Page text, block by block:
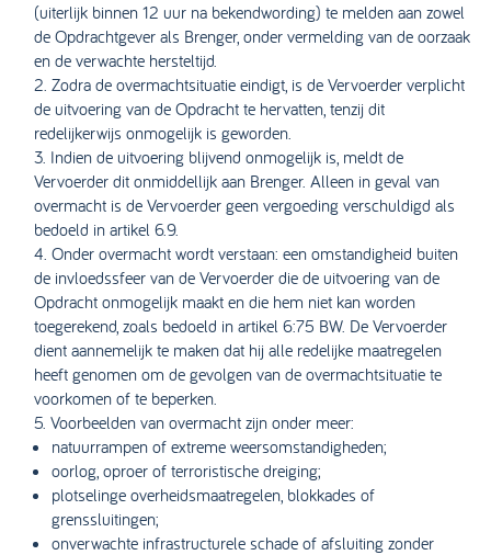
(uiterlijk binnen 12 uur na bekendwording) te melden aan zowel
de Opdrachtgever als Brenger, onder vermelding van de oorzaak
en de verwachte hersteltijd.
2. Zodra de overmachtsituatie eindigt, is de Vervoerder verplicht
de uitvoering van de Opdracht te hervatten, tenzij dit
redelijkerwijs onmogelijk is geworden.
3. Indien de uitvoering blijvend onmogelijk is, meldt de
Vervoerder dit onmiddellijk aan Brenger. Alleen in geval van
overmacht is de Vervoerder geen vergoeding verschuldigd als
bedoeld in artikel 6.9.
4. Onder overmacht wordt verstaan: een omstandigheid buiten
de invloedssfeer van de Vervoerder die de uitvoering van de
Opdracht onmogelijk maakt en die hem niet kan worden
toegerekend, zoals bedoeld in artikel 6:75 BW. De Vervoerder
dient aannemelijk te maken dat hij alle redelijke maatregelen
heeft genomen om de gevolgen van de overmachtsituatie te
voorkomen of te beperken.
5. Voorbeelden van overmacht zijn onder meer:
natuurrampen of extreme weersomstandigheden;
oorlog, oproer of terroristische dreiging;
plotselinge overheidsmaatregelen, blokkades of
grenssluitingen;
onverwachte infrastructurele schade of afsluiting zonder